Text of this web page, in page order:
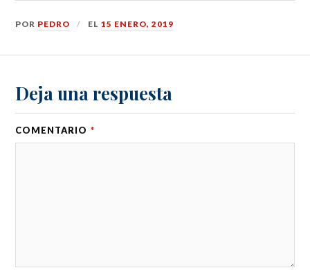
POR PEDRO EL15 ENERO, 2019
Deja una respuesta
COMENTARIO *